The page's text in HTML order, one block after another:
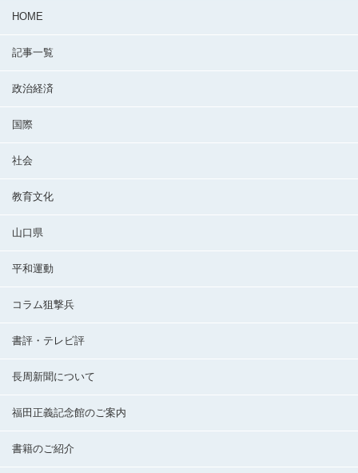
HOME
記事一覧
政治経済
国際
社会
教育文化
山口県
平和運動
コラム狙撃兵
書評・テレビ評
長周新聞について
福田正義記念館のご案内
書籍のご紹介